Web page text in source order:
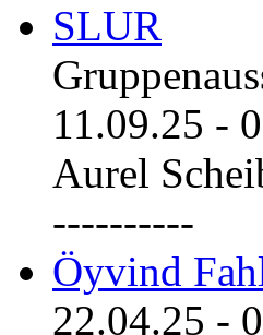
SLUR
11.09.25 -
Aurel
----------
Öyvind
22.04.25 -